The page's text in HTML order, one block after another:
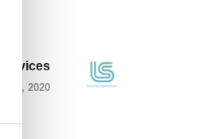
Services
1, 2020